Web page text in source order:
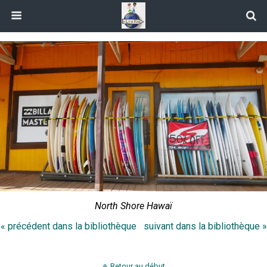
North Shore Hawaï
« précédent dans la bibliothèque
suivant dans la bibliothèque »